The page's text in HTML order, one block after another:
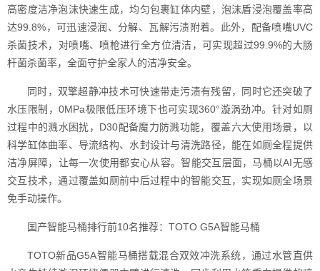
高密度洁净泡沫快速生成，均匀包裹缸体内壁，泡沫盾浸泡覆盖率高
达99.8%，可迅速浸润、分解、瓦解污渍附着。此外，配备喷嘴UVC
杀菌技术，对喷嘴、喷枪进行全方位清洁，可实现超过99.9%的大肠
杆菌杀菌率，全面守护全家人的洁净安全。
同时，双擎超静冲技术可快速带走污渍有残留，同时它还突破了
水压限制，0MPa极限低压环境下也可实现360°漩涡劲冲。针对如厕
过程中的溅水困扰，D30配备魔力防溅功能，覆盖六大使用场景，以
科学缸体曲率、导流结构、水封设计与清洗路径，能在如厕全程提供
洁净屏障，让每一次使用都安心从容。智能交互层面，马桶以AI无感
交互技术，通过覆盖如厕前中后过程中的智能交互，实现如厕全场景
免手动操作。
国产智能马桶排行前10名推荐：TOTO G5A智能马桶
TOTO新品G5A智能马桶搭载混合双效冲洗系统，通过水管直供